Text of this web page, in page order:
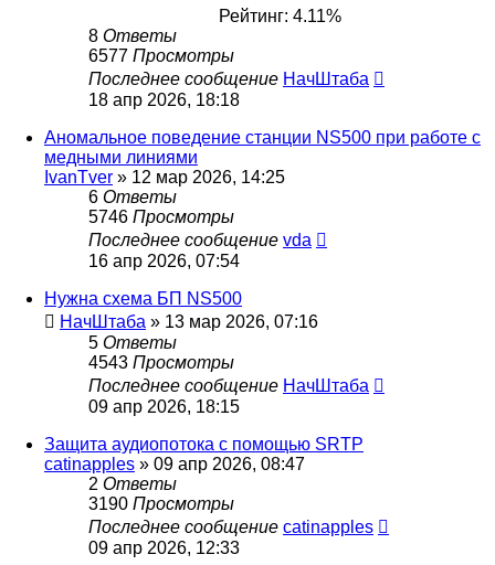
Рейтинг: 4.11%
8 Ответы
6577 Просмотры
Последнее сообщение НачШтаба
18 апр 2026, 18:18
Аномальное поведение станции NS500 при работе с
медными линиями
IvanTver » 12 мар 2026, 14:25
6 Ответы
5746 Просмотры
Последнее сообщение vda
16 апр 2026, 07:54
Нужна схема БП NS500
НачШтаба » 13 мар 2026, 07:16
5 Ответы
4543 Просмотры
Последнее сообщение НачШтаба
09 апр 2026, 18:15
Защита аудиопотока с помощью SRTP
catinapples » 09 апр 2026, 08:47
2 Ответы
3190 Просмотры
Последнее сообщение catinapples
09 апр 2026, 12:33